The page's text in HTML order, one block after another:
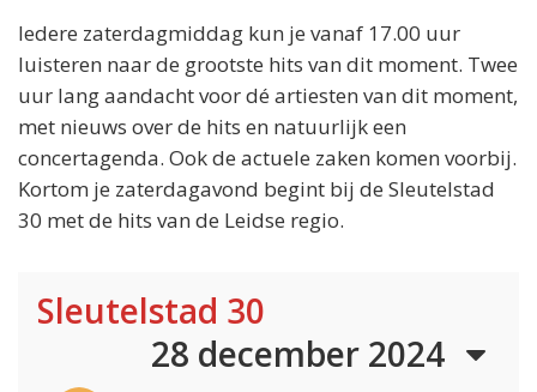
Iedere zaterdagmiddag kun je vanaf 17.00 uur
luisteren naar de grootste hits van dit moment. Twee
uur lang aandacht voor dé artiesten van dit moment,
met nieuws over de hits en natuurlijk een
concertagenda. Ook de actuele zaken komen voorbij.
Kortom je zaterdagavond begint bij de Sleutelstad
30 met de hits van de Leidse regio.
Sleutelstad 30
28 december 2024